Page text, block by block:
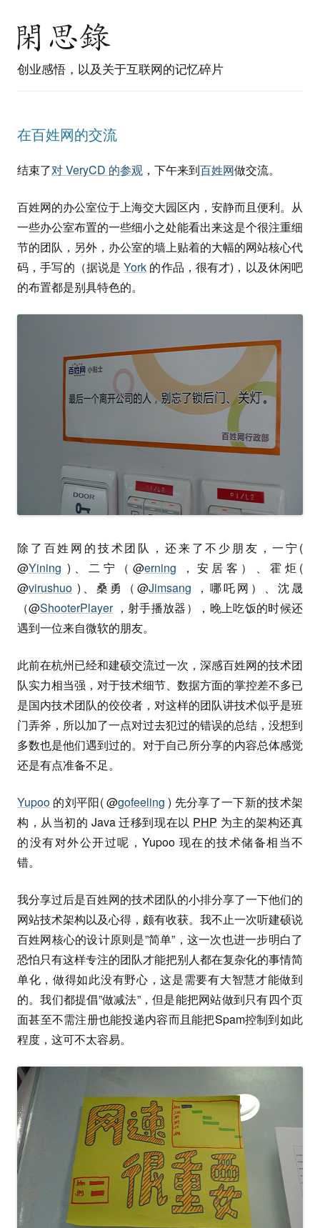
创业感悟，以及关于互联网的记忆碎片
在百姓网的交流
结束了对 VeryCD 的参观 ，下午来到百姓网做交流。
百姓网的办公室位于上海交大园区内，安静而且便利。从
一些办公室布置的一些细小之处能看出来这是个很注重细
节的团队，另外，办公室的墙上贴着的大幅的网站核心代
码，手写的（据说是York 的作品，很有才)，以及休闲吧
的布置都是别具特色的。
除了百姓网的技术团队，还来了不少朋友，一宁(
@Yining )、二宁（@erning ，安居客）、霍炬(
@virushuo )、桑勇（@Jimsang ，哪吒网）、沈晟
（@ShooterPlayer，射手播放器），晚上吃饭的时候还
遇到一位来自微软的朋友。
此前在杭州已经和建硕交流过一次，深感百姓网的技术团
队实力相当强，对于技术细节、数据方面的掌控差不多已
是国内技术团队的佼佼者，对这样的团队讲技术似乎是班
门弄斧，所以加了一点对过去犯过的错误的总结，没想到
多数也是他们遇到过的。对于自己所分享的内容总体感觉
还是有点准备不足。
Yupoo 的刘平阳( @gofeeling ) 先分享了一下新的技术架
构，从当初的 Java 迁移到现在以 PHP 为主的架构还真
的没有对外公开过呢，Yupoo 现在的技术储备相当不
错。
我分享过后是百姓网的技术团队的小排分享了一下他们的
网站技术架构以及心得，颇有收获。我不止一次听建硕说
百姓网核心的设计原则是”简单”，这一次也进一步明白了
恐怕只有这样专注的团队才能把别人都在复杂化的事情简
单化，做得如此没有野心，这是需要有大智慧才能做到
的。我们都提倡”做减法”，但是能把网站做到只有四个页
面甚至不需注册也能投递内容而且能把Spam控制到如此
程度，这可不太容易。